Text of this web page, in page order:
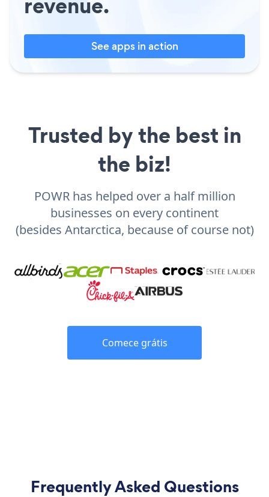
See apps in action
Trusted by the best in
the biz!
POWR has helped over a half million
businesses on every continent
(besides Antarctica, because of course not)
Comece grátis
Frequently Asked Questions